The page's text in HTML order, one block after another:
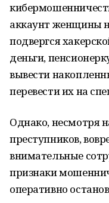
аккаунт женщины
подвергся
деньги,
вывести
перевести их на
Однако, несмотря
преступников,
внимательные
признаки
оперативно